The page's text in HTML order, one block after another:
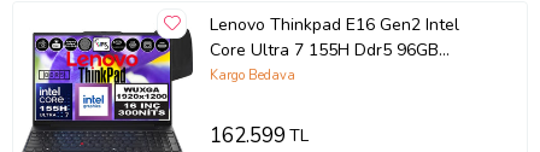
Lenovo Thinkpad E16 Gen2 Intel
Core Ultra 7 155H Ddr5 96GB
512GB SSD Intel® Aı Boost 16"
Taşınabilir Bilgisayar
Kargo Bedava
162.599TL